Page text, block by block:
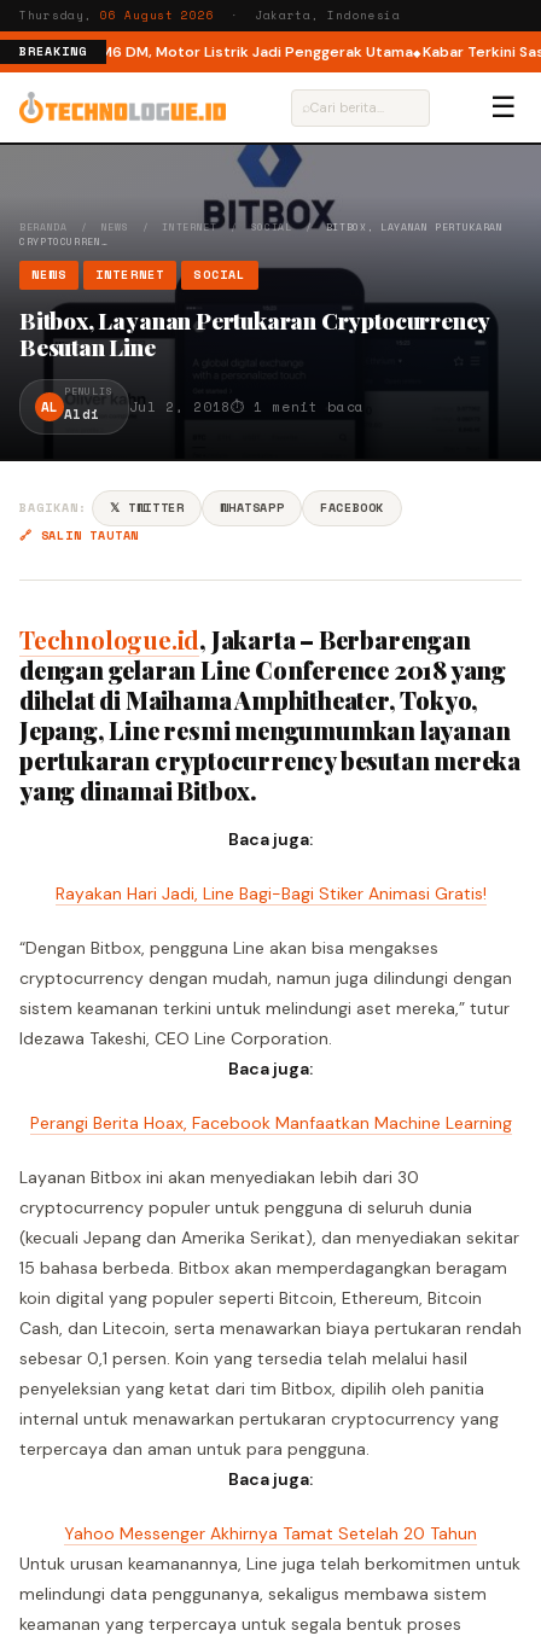
Thursday,06 August 2026 · Jakarta, Indonesia
BREAKING
Mode di M6 DM, Motor Listrik Jadi Penggerak Utama Kabar Terkini
⌕ ☰
BERANDA / NEWS / INTERNET/SOCIAL/BITBOX, LAYANAN PERTUKARAN
CRYPTOCURREN…
NEWS INTERNET SOCIAL
Bitbox, Layanan Pertukaran Cryptocurrency
Besutan Line
AL
PENULIS
Aldi Jul 2, 2018⏱ 1 menit baca
BAGIKAN: 𝕏 TWITTER WHATSAPP
FACEBOOK
🔗 SALIN TAUTAN
Technologue.id, Jakarta – Berbarengan
dengan gelaran Line Conference 2018 yang
dihelat di Maihama Amphitheater, Tokyo,
Jepang, Line resmi mengumumkan layanan
pertukaran cryptocurrency besutan mereka
yang dinamai Bitbox.
Baca juga:
Rayakan Hari Jadi, Line Bagi-Bagi Stiker Animasi Gratis!
“Dengan Bitbox, pengguna Line akan bisa mengakses
cryptocurrency dengan mudah, namun juga dilindungi dengan
sistem keamanan terkini untuk melindungi aset mereka,” tutur
Idezawa Takeshi, CEO Line Corporation.
Baca juga:
Perangi Berita Hoax, Facebook Manfaatkan Machine Learning
Layanan Bitbox ini akan menyediakan lebih dari 30
cryptocurrency populer untuk pengguna di seluruh dunia
(kecuali Jepang dan Amerika Serikat), dan menyediakan sekitar
15 bahasa berbeda. Bitbox akan memperdagangkan beragam
koin digital yang populer seperti Bitcoin, Ethereum, Bitcoin
Cash, dan Litecoin, serta menawarkan biaya pertukaran rendah
sebesar 0,1 persen. Koin yang tersedia telah melalui hasil
penyeleksian yang ketat dari tim Bitbox, dipilih oleh panitia
internal untuk menawarkan pertukaran cryptocurrency yang
terpercaya dan aman untuk para pengguna.
Baca juga:
Yahoo Messenger Akhirnya Tamat Setelah 20 Tahun
Untuk urusan keamanannya, Line juga telah berkomitmen untuk
melindungi data penggunanya, sekaligus membawa sistem
keamanan yang terpercaya untuk segala bentuk proses